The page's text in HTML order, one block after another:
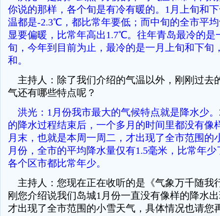
你说的那样，各个旬是有冷有暖的。1月上旬和
温都是-2.3℃，都比常年要低；而中旬的全市平
显要偏暖，比常年高出1.7℃。往年青岛最冷的是
旬，今年到目前为止，最冷的是一月上旬和下旬
和。
主持人：除了我们介绍的气温以外，刚刚过去
气还有哪些特点呢？
洪光：1月份我市最大的气候特点就是降水少。
的降水过程结束后，一个多月的时间里都没有像
月末，也就是本周一周二，才出现了全市范围的
月份，全市的平均降水量仅有1.5毫米，比常年少
各个区市都比常年少。
主持人：您现在正在收听的是《气象万千随我
刚您介绍说我们岛城1月份一直没有像样的降水
才出现了全市范围的小雪天气，具体情况也请您